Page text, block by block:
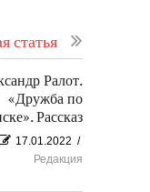
статья
Ралот.
«Дружба по
Рассказ
17.01.2022 /
Редакция